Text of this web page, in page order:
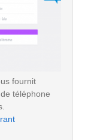
fournit
téléphone